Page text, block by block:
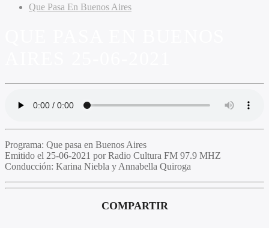
Que Pasa En Buenos Aires
Programa: Que pasa en Buenos Aires
Emitido el 25-06-2021 por Radio Cultura FM 97.9 MHZ
Conducción: Karina Niebla y Annabella Quiroga
COMPARTIR